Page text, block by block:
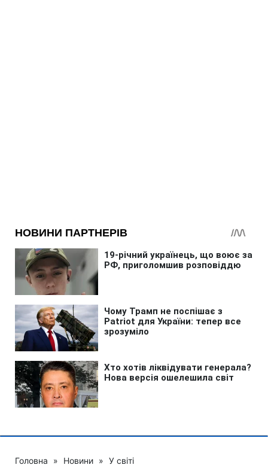
Головна » Новини » У світі